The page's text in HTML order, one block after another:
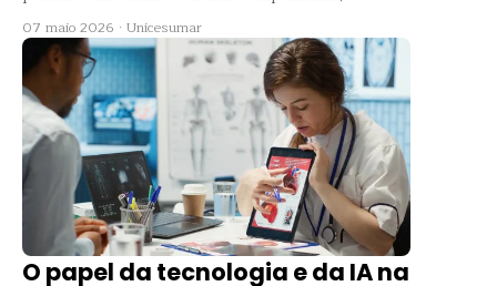
07 maio 2026 · Unicesumar
O papel da tecnologia e da IA na